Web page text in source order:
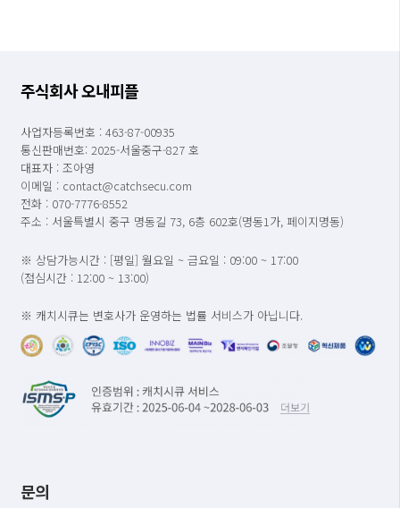
주식회사 오내피플
사업자등록번호 : 463-87-00935
통신판매번호: 2025-서울중구-827 호
대표자 : 조아영
이메일 : contact@catchsecu.com
전화 : 070-7776-8552
주소 : 서울특별시 중구 명동길 73, 6층 602호(명동1가, 페이지명동)
※ 상담가능시간 : [평일] 월요일 ~ 금요일 : 09:00 ~ 17:00
(점심시간 : 12:00 ~ 13:00)
※ 캐치시큐는 변호사가 운영하는 법률 서비스가 아닙니다.
문의